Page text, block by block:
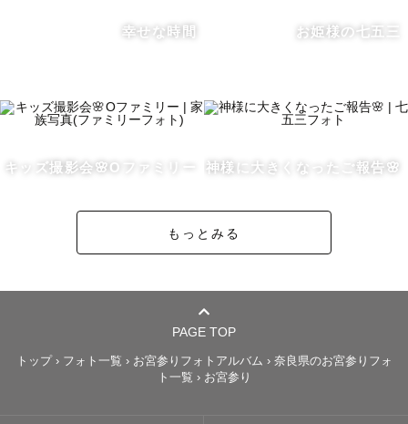
ださい！
最後まで読んでいただきありがとうございます🌸
幸せな時間 お姫様の七五三
キッズ撮影会🌸Oファミリー 神様に大きくなったご報告🌸
もっとみる
PAGE TOP
トップ› フォト一覧 › お宮参りフォトアルバム › 奈良県のお宮参りフォ
ト一覧 › お宮参り